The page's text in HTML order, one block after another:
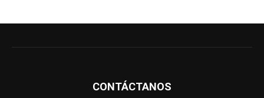
CONTÁCTANOS